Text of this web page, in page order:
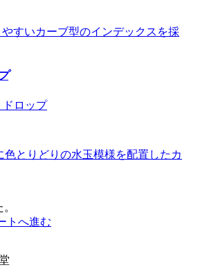
すいカーブ型のインデックスを採
色とりどりの水玉模様を配置したカ
トへ進む